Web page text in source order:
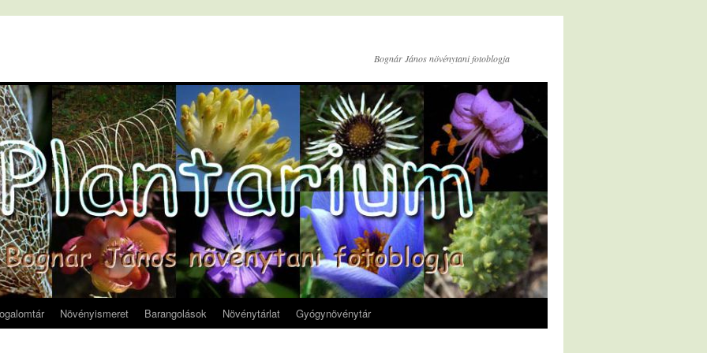
Bognár János növénytani fotoblogja
Növényismeret Barangolások Növénytárlat Gyógynövénytár